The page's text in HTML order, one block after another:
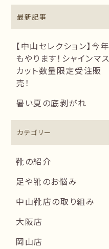
最新記事
【中山セレクション】今年
もやります！シャインマス
カット数量限定受注販
売！
暑い夏の底剥がれ
カテゴリー
靴の紹介
足や靴のお悩み
中山靴店の取り組み
大阪店
岡山店